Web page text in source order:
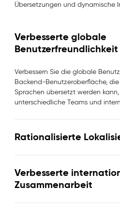
Übersetzungen und dynamische
Verbesserte globale
Benutzerfreundlichkeit
Verbessern Sie die globale
Backend-Benutzeroberfläche,
Sprachen übersetzt werden
unterschiedliche Teams und
Rationalisierte
Verbesserte
Zusammenarbeit